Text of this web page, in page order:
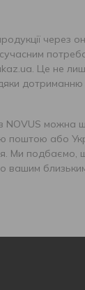
через
Це не
дотриманню
NOVUS можна
поштою або
Ми подбаємо,
вашим